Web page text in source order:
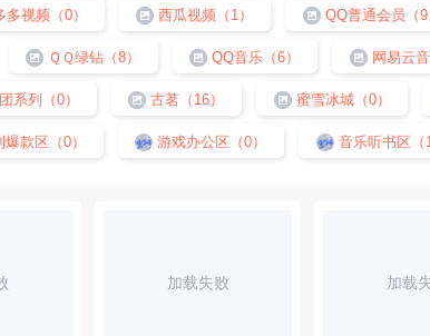
多视频（0） 西瓜视频（1） QQ普通会员（9
ＱＱ绿钻（8） QQ音乐（6） 网易云音
系列（0） 古茗（16） 蜜雪冰城（0）
爆款区（0） 游戏办公区（0） 音乐听书区（
加载失败 加载